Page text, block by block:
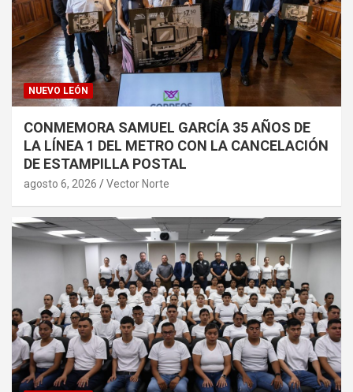
NUEVO LEÓN
CONMEMORA SAMUEL GARCÍA 35 AÑOS DE
LA LÍNEA 1 DEL METRO CON LA CANCELACIÓN
DE ESTAMPILLA POSTAL
agosto 6, 2026 Vector Norte